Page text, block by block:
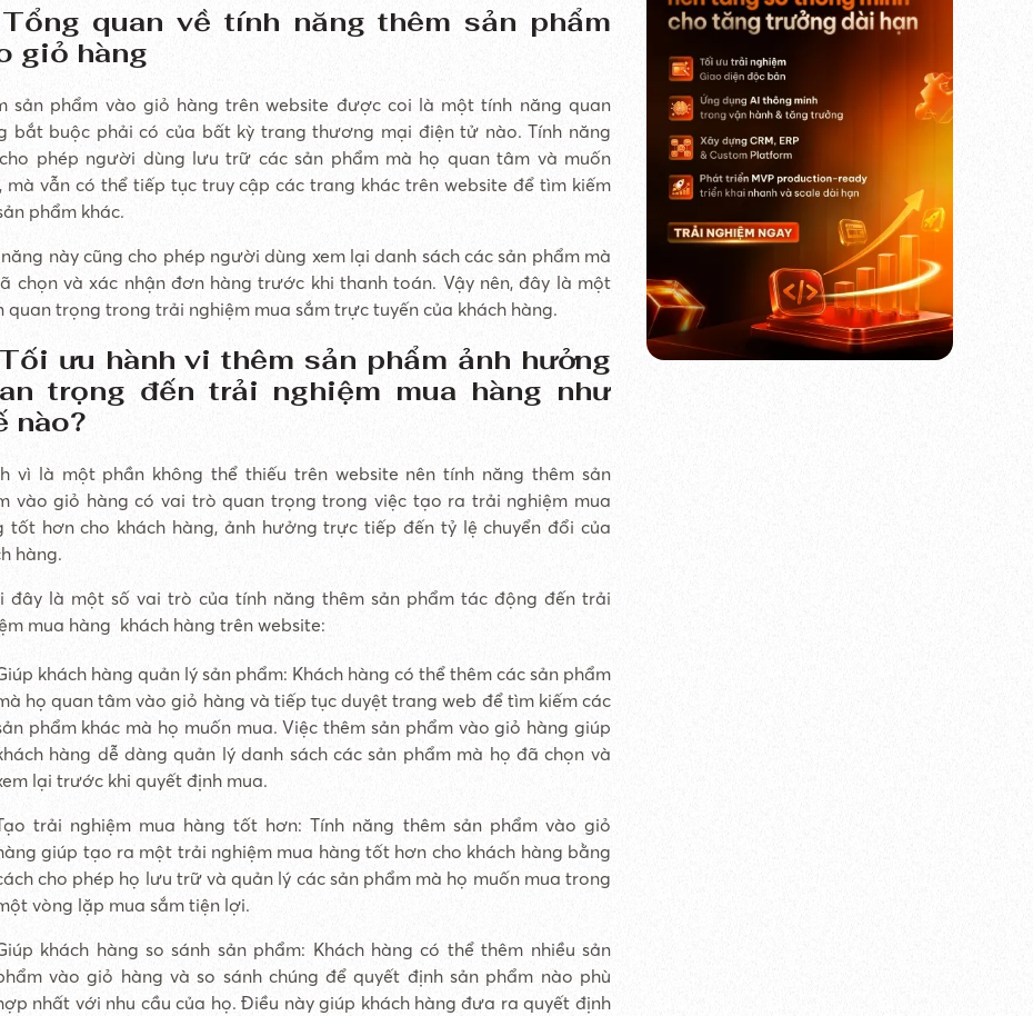
quan về tính năng thêm sản phẩm
giỏ hàng
sản phẩm vào giỏ hàng trên website được coi là một tính năng quan
bắt buộc phải có của bất kỳ trang thương mại điện tử nào. Tính năng
phép người dùng lưu trữ các sản phẩm mà họ quan tâm và muốn
mà vẫn có thể tiếp tục truy cập các trang khác trên website để tìm kiếm
phẩm khác.
này cũng cho phép người dùng xem lại danh sách các sản phẩm mà
chọn và xác nhận đơn hàng trước khi thanh toán. Vậy nên, đây là một
quan trọng trong trải nghiệm mua sắm trực tuyến của khách hàng.
ưu hành vi thêm sản phẩm ảnh hưởng
trọng đến trải nghiệm mua hàng như
nào?
vì là một phần không thể thiếu trên website nên tính năng thêm sản
vào giỏ hàng có vai trò quan trọng trong việc tạo ra trải nghiệm mua
tốt hơn cho khách hàng, ảnh hưởng trực tiếp đến tỷ lệ chuyển đổi của
hàng.
đây là một số vai trò của tính năng thêm sản phẩm tác động đến trải
mua hàng khách hàng trên website:
khách hàng quản lý sản phẩm: Khách hàng có thể thêm các sản phẩm
họ quan tâm vào giỏ hàng và tiếp tục duyệt trang web để tìm kiếm các
phẩm khác mà họ muốn mua. Việc thêm sản phẩm vào giỏ hàng giúp
hàng dễ dàng quản lý danh sách các sản phẩm mà họ đã chọn và
lại trước khi quyết định mua.
trải nghiệm mua hàng tốt hơn: Tính năng thêm sản phẩm vào giỏ
giúp tạo ra một trải nghiệm mua hàng tốt hơn cho khách hàng bằng
cho phép họ lưu trữ và quản lý các sản phẩm mà họ muốn mua trong
vòng lặp mua sắm tiện lợi.
khách hàng so sánh sản phẩm: Khách hàng có thể thêm nhiều sản
vào giỏ hàng và so sánh chúng để quyết định sản phẩm nào phù
nhất với nhu cầu của họ. Điều này giúp khách hàng đưa ra quyết định